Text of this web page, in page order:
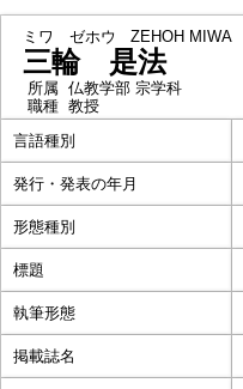
ミワ ゼホウ ZEHOH MIWA
三輪 是法
所属 仏教学部 宗学科
職種 教授
言語種別
発行・発表の年月
形態種別
標題
執筆形態
掲載誌名